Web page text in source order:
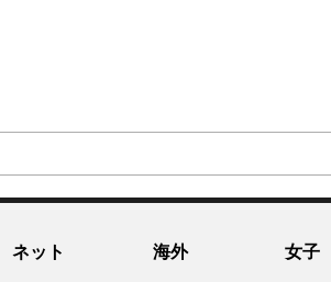
ネット 海外 女子